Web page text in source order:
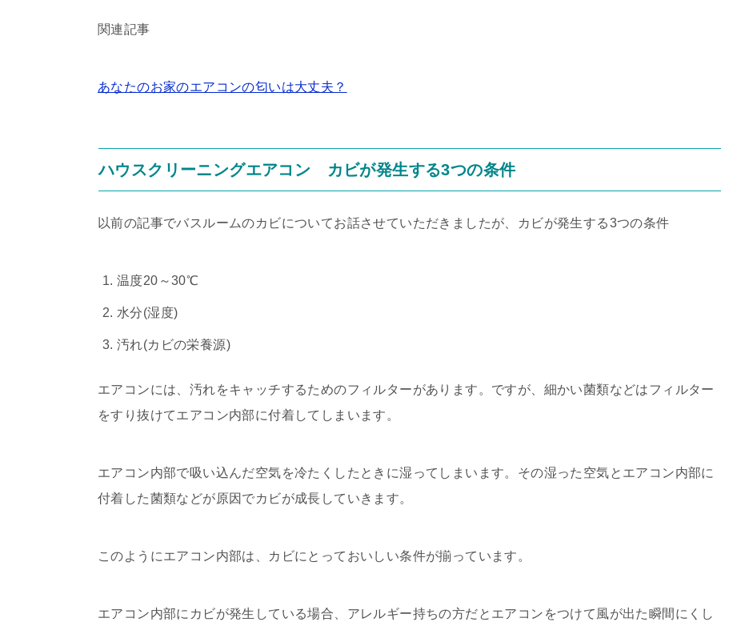
関連記事
あなたのお家のエアコンの匂いは大丈夫？
ハウスクリーニングエアコン カビが発生する3つの条件
以前の記事でバスルームのカビについてお話させていただきましたが、カビが発生する3つの条件
温度20～30℃
水分(湿度)
汚れ(カビの栄養源)
エアコンには、汚れをキャッチするためのフィルターがあります。ですが、細かい菌類などはフィルター
をすり抜けてエアコン内部に付着してしまいます。
エアコン内部で吸い込んだ空気を冷たくしたときに湿ってしまいます。その湿った空気とエアコン内部に
付着した菌類などが原因でカビが成長していきます。
このようにエアコン内部は、カビにとっておいしい条件が揃っています。
エアコン内部にカビが発生している場合、アレルギー持ちの方だとエアコンをつけて風が出た瞬間にくし